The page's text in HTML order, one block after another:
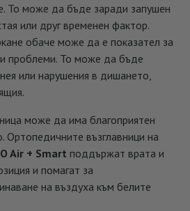
То може да бъде заради запушен
или друг временен фактор.
обаче може да е показател за
проблеми. То може да бъде
или нарушения в дишането,
може да има благоприятен
Ортопедичните възглавници на
Air + Smart поддържат врата и
и помагат за
на въздуха към белите